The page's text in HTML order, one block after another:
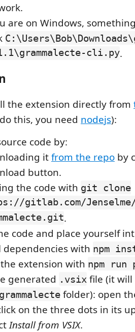
are on Windows,
cli.py.
the extension directly from
this, you need nodejs):
code by:
itfrom the repo by
button.
the code with git clone
gitlab.com/
.
code and place yourself
dependencies with npm
extension with npm run
generated .vsix file (it
folder): open
on the three dots in its
Install from VSIX.